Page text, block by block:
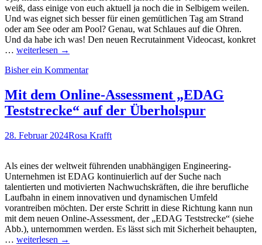
weiß, dass einige von euch aktuell ja noch die in Selbigem weilen.
Und was eignet sich besser für einen gemütlichen Tag am Strand
oder am See oder am Pool? Genau, wat Schlaues auf die Ohren.
Und da habe ich was! Den neuen Recrutainment Videocast, konkret
… Recrutainment
#5:
gewinnt
man
erfolgreich
und
Berufsorientierung
so
wichtig?
Antworten
von
Felicia
Ullrich,
Herausgeberin
weiterlesen →
Bisher ein Kommentar
Mit dem Online-Assessment „EDAG
Teststrecke“ auf der Überholspur
28. Februar 2024Rosa Krafft
Als eines der weltweit führenden unabhängigen Engineering-
Unternehmen ist EDAG kontinuierlich auf der Suche nach
talentierten und motivierten Nachwuchskräften, die ihre berufliche
Laufbahn in einem innovativen und dynamischen Umfeld
vorantreiben möchten. Der erste Schritt in diese Richtung kann nun
mit dem neuen Online-Assessment, der „EDAG Teststrecke“ (siehe
Abb.), unternommen werden. Es lässt sich mit Sicherheit behaupten,
… Mit
weiterlesen →